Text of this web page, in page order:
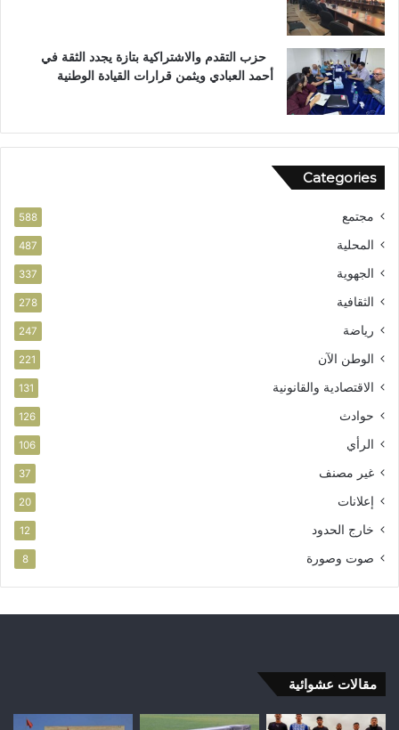
ا
س
ت
ح
ق
ا
و
حزب التقدم والاشتراكية بتازة يجدد الثقة في
أحمد العبادي ويثمن قرارات القيادة الوطنية
Categories
مجتمع 588
المحلية 487
الجهوية 337
الثقافية 278
رياضة 247
الوطن الآن 221
الاقتصادية والقانونية 131
حوادث 126
الرأي 106
غير مصنف 37
إعلانات 20
خارج الحدود 12
صوت وصورة 8
مقالات عشوائية